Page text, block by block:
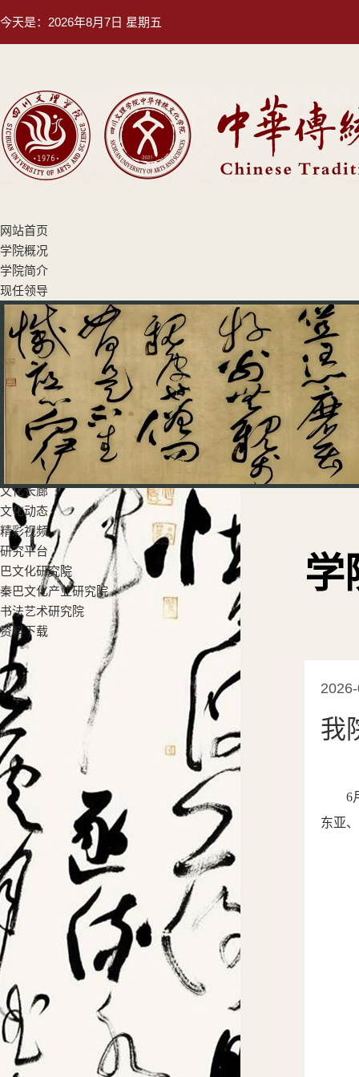
今天是： 2026年8月7日 星期五
网站首页
学院概况
学院简介
现任领导
机构设置
专业设置
师资队伍
党群工作
党建工作
工会活动
教学科研
学生工作
招生就业
文化长廊
文化动态
精彩视频
研究平台
巴文化研究院
秦巴文化产业研究院
书法艺术研究院
资料下载
学
我
6
东亚